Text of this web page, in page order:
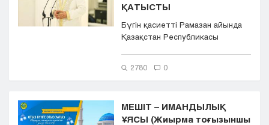
Уральск
Усть-Каменогорск
ҚАТЫСТЫ
Бүгін қасиетті Рамазан айында
Қазақстан Республикасы
2780 0
МЕШІТ – ИМАНДЫЛЫҚ
ҰЯСЫ (Жиырма тоғызыншы